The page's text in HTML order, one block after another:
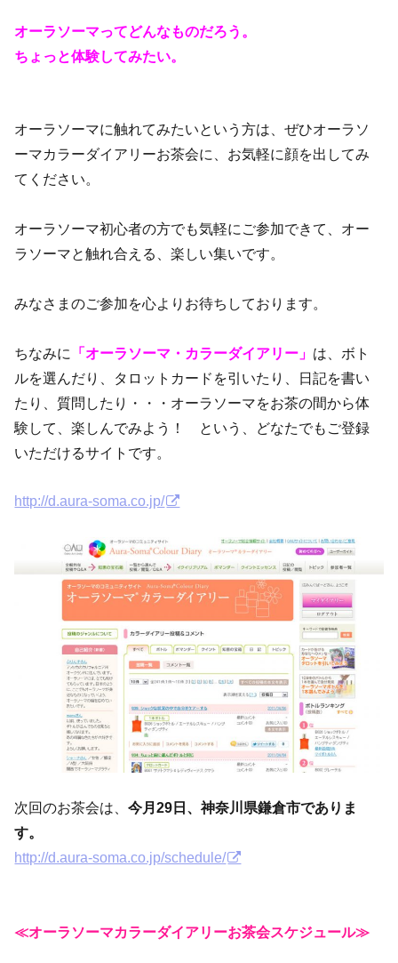
オーラソーマってどんなものだろう。
ちょっと体験してみたい。
オーラソーマに触れてみたいという方は、ぜひオーラソ
ーマカラーダイアリーお茶会に、お気軽に顔を出してみ
てください。
オーラソーマ初心者の方でも気軽にご参加できて、オー
ラソーマと触れ合える、楽しい集いです。
みなさまのご参加を心よりお待ちしております。
ちなみに 「オーラソーマ・カラーダイアリー」 は、ボト
ルを選んだり、タロットカードを引いたり、日記を書い
たり、質問したり・・・オーラソーマをお茶の間から体
験して、楽しんでみよう！ という、どなたでもご登録
いただけるサイトです。
http://d.aura-soma.co.jp/
次回のお茶会は、今月29日、神奈川県鎌倉市でありま
す。
http://d.aura-soma.co.jp/schedule/
≪オーラソーマカラーダイアリーお茶会スケジュール≫